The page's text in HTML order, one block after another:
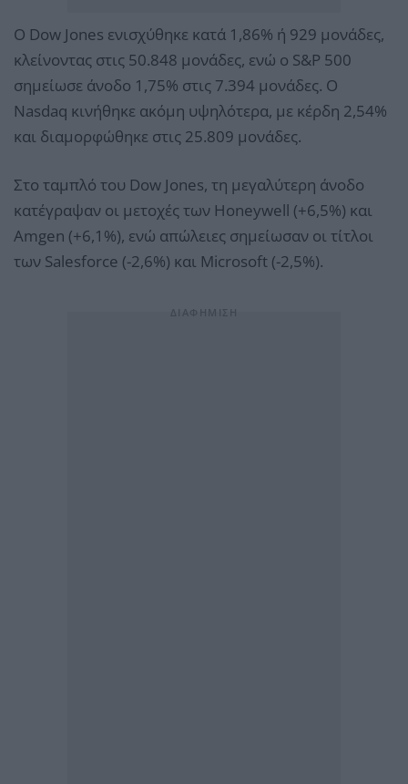
Ο Dow Jones ενισχύθηκε κατά 1,86% ή 929 μονάδες,
κλείνοντας στις 50.848 μονάδες, ενώ ο S&P 500
σημείωσε άνοδο 1,75% στις 7.394 μονάδες. Ο
Nasdaq κινήθηκε ακόμη υψηλότερα, με κέρδη 2,54%
και διαμορφώθηκε στις 25.809 μονάδες.
Στο ταμπλό του Dow Jones, τη μεγαλύτερη άνοδο
κατέγραψαν οι μετοχές των Honeywell (+6,5%) και
Amgen (+6,1%), ενώ απώλειες σημείωσαν οι τίτλοι
των Salesforce (-2,6%) και Microsoft (-2,5%).